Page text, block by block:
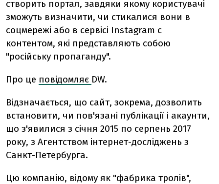
створить портал, завдяки якому користувачі
зможуть визначити, чи стикалися вони в
соцмережі або в сервісі Instagram c
контентом, які представляють собою
"російську пропаганду".
Про це повідомляє DW.
Відзначається, що сайт, зокрема, дозволить
встановити, чи пов'язані публікації і акаунти,
що з'явилися з січня 2015 по серпень 2017
року, з Агентством інтернет-досліджень з
Санкт-Петербурга.
Цю компанію, відому як "фабрика тролів",